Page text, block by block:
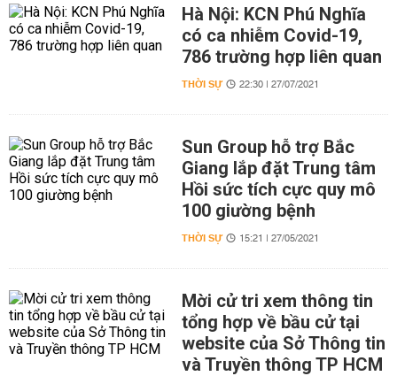
Hà Nội: KCN Phú Nghĩa
có ca nhiễm Covid-19,
786 trường hợp liên quan
THỜI SỰ 22:30 | 27/07/2021
Sun Group hỗ trợ Bắc
Giang lắp đặt Trung tâm
Hồi sức tích cực quy mô
100 giường bệnh
THỜI SỰ 15:21 | 27/05/2021
Mời cử tri xem thông tin
tổng hợp về bầu cử tại
website của Sở Thông tin
và Truyền thông TP HCM